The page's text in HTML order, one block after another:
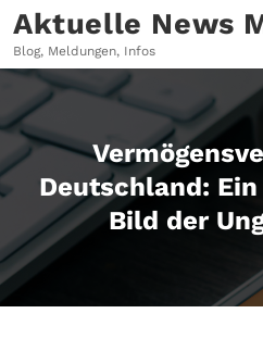
Inhalt
springen
Aktuelle News
Blog, Meldungen, Infos
Deutschland:
Bild der